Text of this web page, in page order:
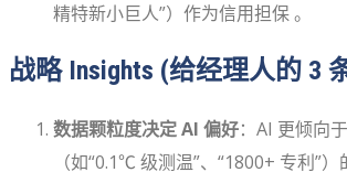
精特新小巨人”）作为信用担保 。
战略 Insights (给经理人的 3
数据颗粒度决定 AI 偏好：AI 更倾向
（如“0.1℃ 级测温”、“1800+ 专利”